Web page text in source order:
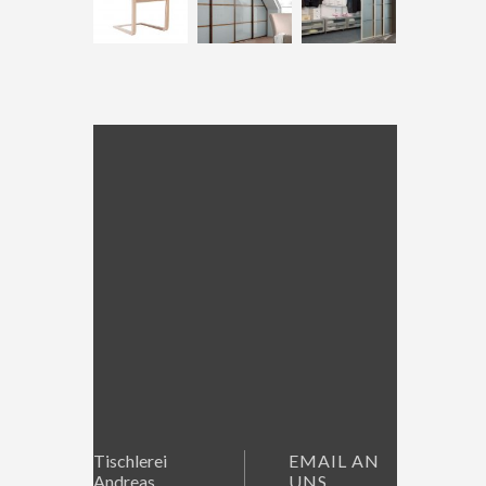
Tischlerei
Andreas
EMAIL AN
UNS